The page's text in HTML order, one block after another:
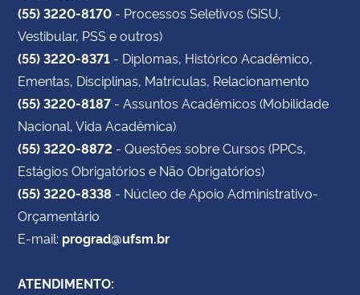
(55) 3220-8170 - Processos Seletivos (SiSU,
Vestibular, PSS e outros)
(55) 3220-8371 - Diplomas, Histórico Acadêmico,
Ementas, Disciplinas, Matrículas, Relacionamento
(55) 3220-8187 - Assuntos Acadêmicos (Mobilidade
Nacional, Vida Acadêmica)
(55) 3220-8872 - Questões sobre Cursos (PPCs,
Estágios Obrigatórios e Não Obrigatórios)
(55) 3220-8338 - Núcleo de Apoio Administrativo-
Orçamentário
E-mail: prograd@ufsm.br
ATENDIMENTO: